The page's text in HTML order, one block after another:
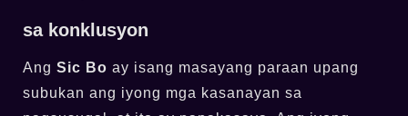
sa konklusyon
Ang Sic Bo ay isang masayang paraan upang
subukan ang iyong mga kasanayan sa